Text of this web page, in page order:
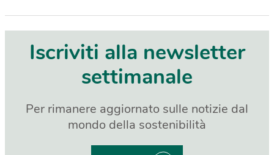
Iscriviti alla newsletter
settimanale
Per rimanere aggiornato sulle notizie dal
mondo della sostenibilità